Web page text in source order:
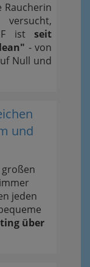
Raucherin
ist seit
- von
Null und
und
jeden
über